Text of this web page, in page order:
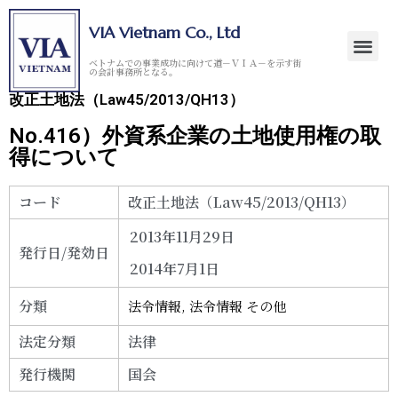
VIA Vietnam Co., Ltd
ベトナムでの事業成功に向けて道－ＶＩＡ－を示す街
の会計事務所となる。
改正土地法（Law45/2013/QH13）
No.416）外資系企業の土地使用権の取
得について
コード 改正土地法（Law45/2013/QH13）
発行日/発効日
2013年11月29日
2014年7月1日
分類
法令情報,法令情報 その他
法定分類
法律
発行機関
国会